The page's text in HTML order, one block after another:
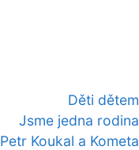
Děti dětem
Jsme jedna rodina
Petr Koukal a Kometa